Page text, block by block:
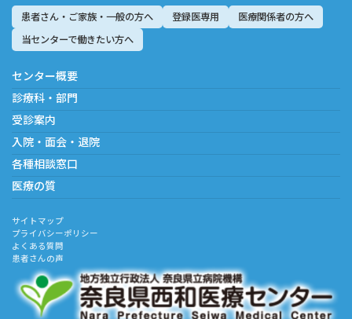
患者さん・ご家族・一般の方へ 登録医専用
医療関係者の方へ
当センターで働きたい方へ
センター概要
診療科・部門
受診案内
入院・面会・退院
各種相談窓口
医療の質
サイトマップ
プライバシーポリシー
よくある質問
患者さんの声